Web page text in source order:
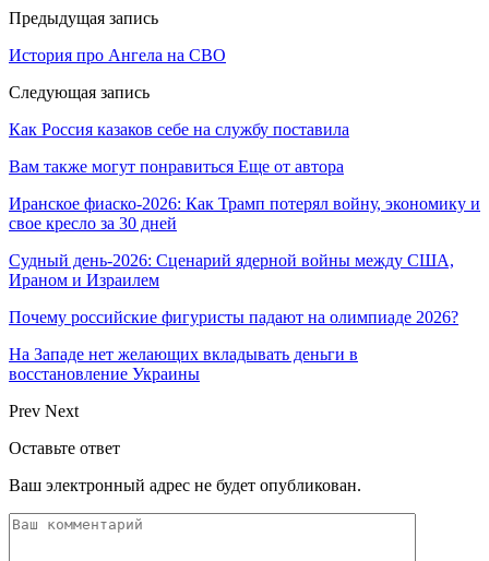
Предыдущая запись
История про Ангела на СВО
Следующая запись
Как Россия казаков себе на службу поставила
Вам также могут понравиться Еще от автора
Иранское фиаско-2026: Как Трамп потерял войну, экономику и
свое кресло за 30 дней
Судный день-2026: Сценарий ядерной войны между США,
Ираном и Израилем
Почему российские фигуристы падают на олимпиаде 2026?
На Западе нет желающих вкладывать деньги в
восстановление Украины
Prev Next
Оставьте ответ
Ваш электронный адрес не будет опубликован.